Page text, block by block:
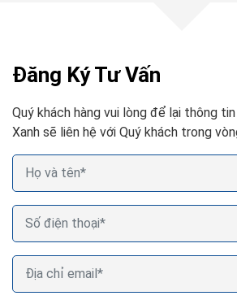
Đăng Ký Tư Vấn
Quý khách hàng vui lòng để lại thông
Xanh sẽ liên hệ với Quý khách trong